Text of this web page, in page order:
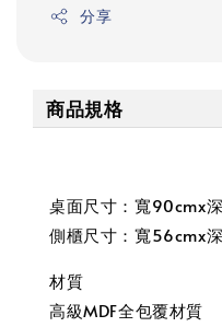
分享
商品規格
桌面尺寸：寬90cmx
側櫃尺寸：寬56cmx
材質
高級MDF全包覆材質